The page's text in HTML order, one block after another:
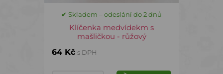
✔ Skladem – odeslání do 2 dnů
Klíčenka medvídekm s
mašličkou - růžový
64 Kč s DPH